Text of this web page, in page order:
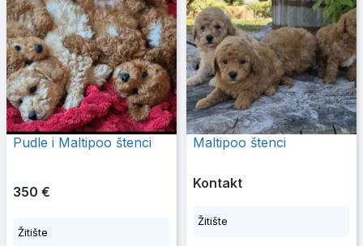
Pudle i Maltipoo štenci
350 €
Žitište
Maltipoo štenci
Kontakt
Žitište